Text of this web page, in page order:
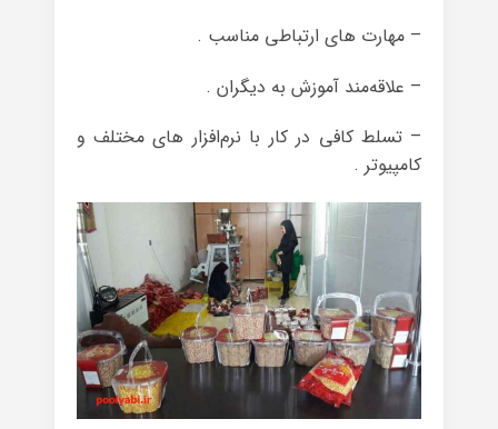
– مهارت های ارتباطی مناسب .
– علاقه‌مند آموزش به دیگران .
– تسلط کافی در کار با نرم‌افزار های مختلف و
کامپیوتر .